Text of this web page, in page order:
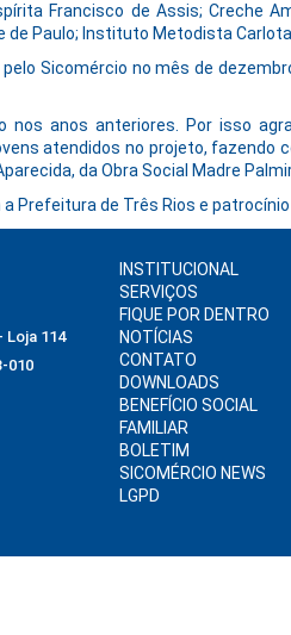
Francisco de Assis; Creche
Paulo; Instituto Metodista
Sicomércio no mês de
anos anteriores. Por isso
atendidos no projeto, fazendo
da Obra Social Madre
Prefeitura de Três Rios e
Loja 114
010
INSTITUCIONAL
SERVIÇOS
FIQUE POR DENTRO
NOTÍCIAS
CONTATO
DOWNLOADS
BENEFÍCIO SOCIAL
FAMILIAR
BOLETIM
SICOMÉRCIO NEWS
LGPD